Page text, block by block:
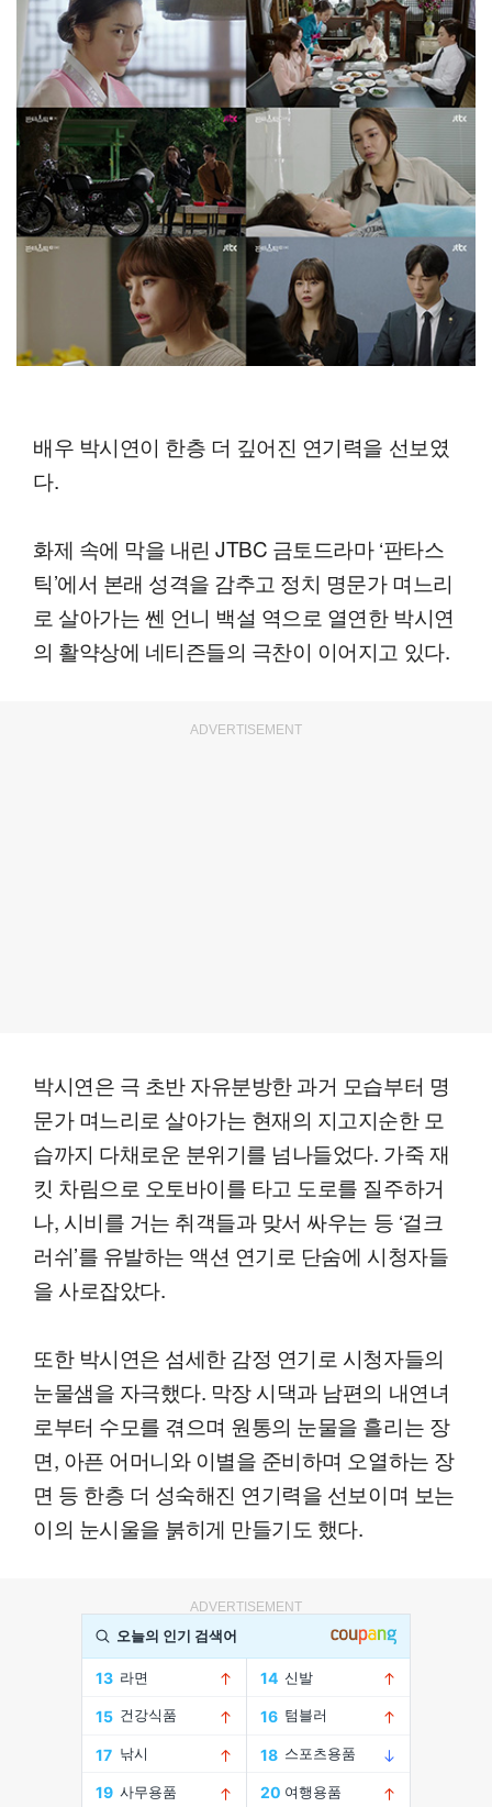
배우 박시연이 한층 더 깊어진 연기력을 선보였
다.
화제 속에 막을 내린 JTBC 금토드라마 ‘판타스
틱’에서 본래 성격을 감추고 정치 명문가 며느리
로 살아가는 쎈 언니 백설 역으로 열연한 박시연
의 활약상에 네티즌들의 극찬이 이어지고 있다.
ADVERTISEMENT
박시연은 극 초반 자유분방한 과거 모습부터 명
문가 며느리로 살아가는 현재의 지고지순한 모
습까지 다채로운 분위기를 넘나들었다. 가죽 재
킷 차림으로 오토바이를 타고 도로를 질주하거
나, 시비를 거는 취객들과 맞서 싸우는 등 ‘걸크
러쉬’를 유발하는 액션 연기로 단숨에 시청자들
을 사로잡았다.
또한 박시연은 섬세한 감정 연기로 시청자들의
눈물샘을 자극했다. 막장 시댁과 남편의 내연녀
로부터 수모를 겪으며 원통의 눈물을 흘리는 장
면, 아픈 어머니와 이별을 준비하며 오열하는 장
면 등 한층 더 성숙해진 연기력을 선보이며 보는
이의 눈시울을 붉히게 만들기도 했다.
ADVERTISEMENT